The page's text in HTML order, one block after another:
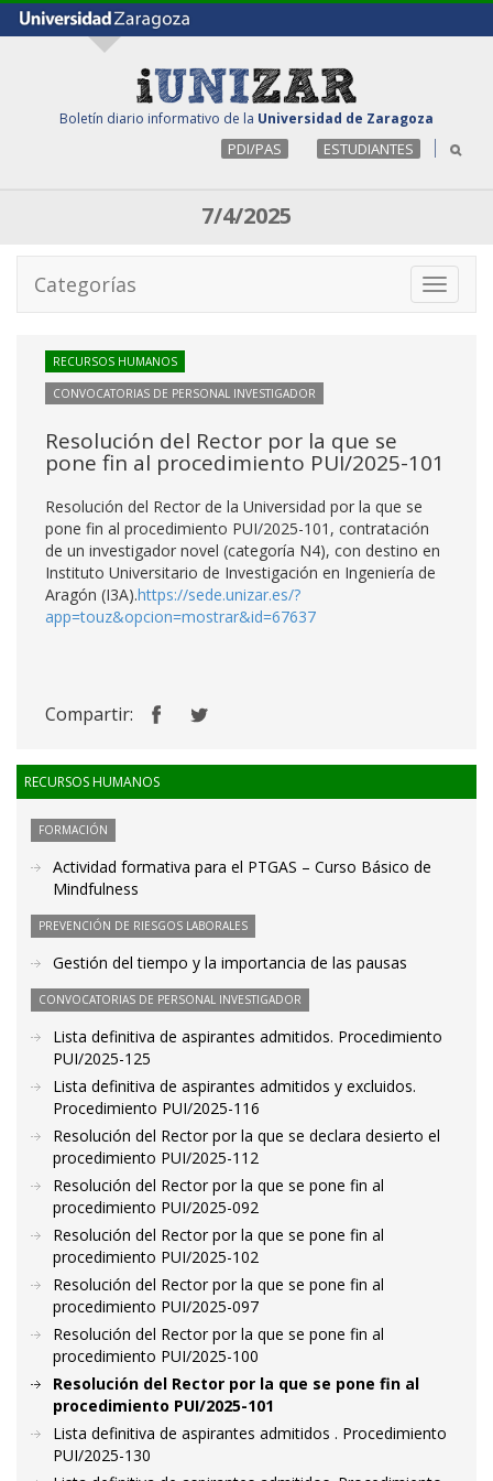
Boletín diario informativo de la Universidad de Zaragoza
PDI/PAS ESTUDIANTES
7/4/2025
Toggle
Categorías
RECURSOS HUMANOS
CONVOCATORIAS DE PERSONAL INVESTIGADOR
Resolución del Rector por la que se
pone fin al procedimiento PUI/2025-101
Resolución del Rector de la Universidad por la que se
pone fin al procedimiento PUI/2025-101, contratación
de un investigador novel (categoría N4), con destino en
Instituto Universitario de Investigación en Ingeniería de
Aragón (I3A).https://sede.unizar.es/?
app=touz&opcion=mostrar&id=67637
Compartir:
RECURSOS HUMANOS
FORMACIÓN
Actividad formativa para el PTGAS – Curso Básico de
Mindfulness
PREVENCIÓN DE RIESGOS LABORALES
Gestión del tiempo y la importancia de las pausas
CONVOCATORIAS DE PERSONAL INVESTIGADOR
Lista definitiva de aspirantes admitidos. Procedimiento
PUI/2025-125
Lista definitiva de aspirantes admitidos y excluidos.
Procedimiento PUI/2025-116
Resolución del Rector por la que se declara desierto el
procedimiento PUI/2025-112
Resolución del Rector por la que se pone fin al
procedimiento PUI/2025-092
Resolución del Rector por la que se pone fin al
procedimiento PUI/2025-102
Resolución del Rector por la que se pone fin al
procedimiento PUI/2025-097
Resolución del Rector por la que se pone fin al
procedimiento PUI/2025-100
Resolución del Rector por la que se pone fin al
procedimiento PUI/2025-101
Lista definitiva de aspirantes admitidos . Procedimiento
PUI/2025-130